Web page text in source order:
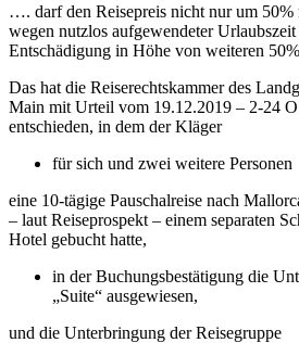
…. darf den Reisepreis nicht nur um 50%
wegen nutzlos aufgewendeter
Entschädigung in Höhe von weiteren
Das hat die Reiserechtskammer des
Main mit Urteil vom 19.12.2019 – 2-24
entschieden, in dem der Kläger
für sich und zwei weitere Personen
eine 10-tägige Pauschalreise nach
– laut Reiseprospekt – einem separaten
Hotel gebucht hatte,
in der Buchungsbestätigung die
„Suite“ ausgewiesen,
und die Unterbringung der Reisegruppe